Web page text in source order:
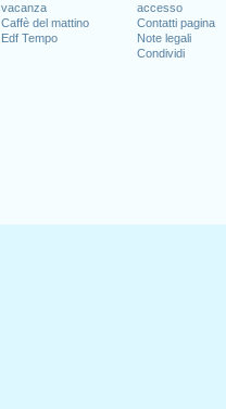
vacanza
Caffè del mattino
Edf Tempo
accesso
Contatti pagina
Note legali
Condividi